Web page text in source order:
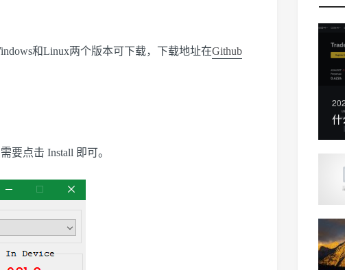
和Linux两个版本可下载，下载地址在Github
要点击 Install 即可。
什